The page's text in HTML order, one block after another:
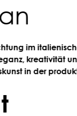
im italienischen
kreativität und
in der produktion.